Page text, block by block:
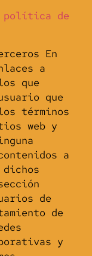
política de
En
a
que
que
términos
web y
a
de
de
y